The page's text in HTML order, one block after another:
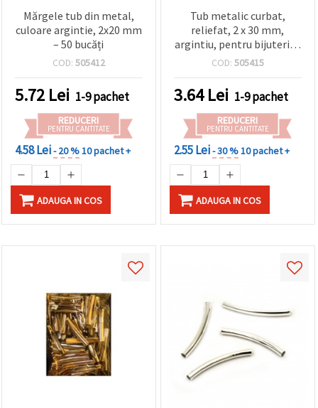
Mărgele tub din metal,
culoare argintie, 2x20 mm
– 50 bucăți
COD: 505412
5.72 Lei 1-9 pachet
REDUCERI
PENTRU CANTITATE
4.58 Lei- 20 %10 pachet +
ADAUGA IN COS
Tub metalic curbat,
reliefat, 2 x 30 mm,
argintiu, pentru bijuterii –
20 buc.
COD: 505415
3.64Lei 1-9 pachet
REDUCERI
PENTRU CANTITATE
2.55 Lei- 30 %10 pachet +
ADAUGA IN COS